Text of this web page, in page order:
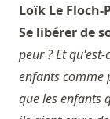
Loïk Le
Se libérer de
peur ? Et
enfants comme
que les enfants